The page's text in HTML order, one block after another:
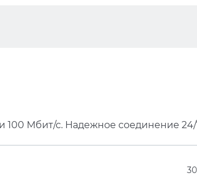
100 Мбит/с. Надежное соединение